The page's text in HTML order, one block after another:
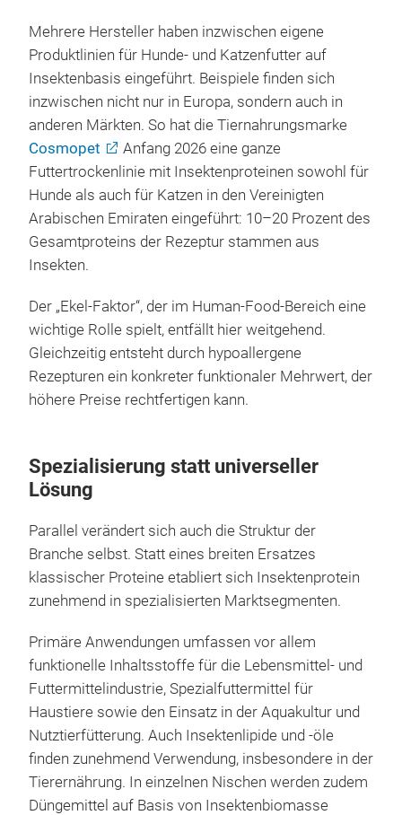
Mehrere Hersteller haben inzwischen eigene
Produktlinien für Hunde- und Katzenfutter auf
Insektenbasis eingeführt. Beispiele finden sich
inzwischen nicht nur in Europa, sondern auch in
anderen Märkten. So hat die Tiernahrungsmarke
Cosmopet
Anfang 2026 eine ganze
Futtertrockenlinie mit Insektenproteinen sowohl für
Hunde als auch für Katzen in den Vereinigten
Arabischen Emiraten eingeführt: 10–20 Prozent des
Gesamtproteins der Rezeptur stammen aus
Insekten.
Der „Ekel-Faktor“, der im Human-Food-Bereich eine
wichtige Rolle spielt, entfällt hier weitgehend.
Gleichzeitig entsteht durch hypoallergene
Rezepturen ein konkreter funktionaler Mehrwert, der
höhere Preise rechtfertigen kann.
Spezialisierung statt universeller
Lösung
Parallel verändert sich auch die Struktur der
Branche selbst. Statt eines breiten Ersatzes
klassischer Proteine etabliert sich Insektenprotein
zunehmend in spezialisierten Marktsegmenten.
Primäre Anwendungen umfassen vor allem
funktionelle Inhaltsstoffe für die Lebensmittel- und
Futtermittelindustrie, Spezialfuttermittel für
Haustiere sowie den Einsatz in der Aquakultur und
Nutztierfütterung. Auch Insektenlipide und -öle
finden zunehmend Verwendung, insbesondere in der
Tierernährung. In einzelnen Nischen werden zudem
Düngemittel auf Basis von Insektenbiomasse